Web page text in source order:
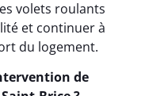
volets roulants
et continuer à
du logement.
de